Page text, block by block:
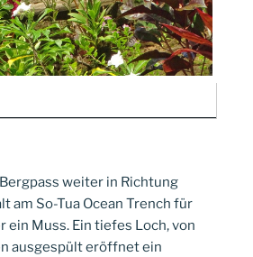
weiter in Richtung
am So-Tua Ocean Trench für
ein Muss. Ein tiefes Loch, von
ausgespült eröffnet ein